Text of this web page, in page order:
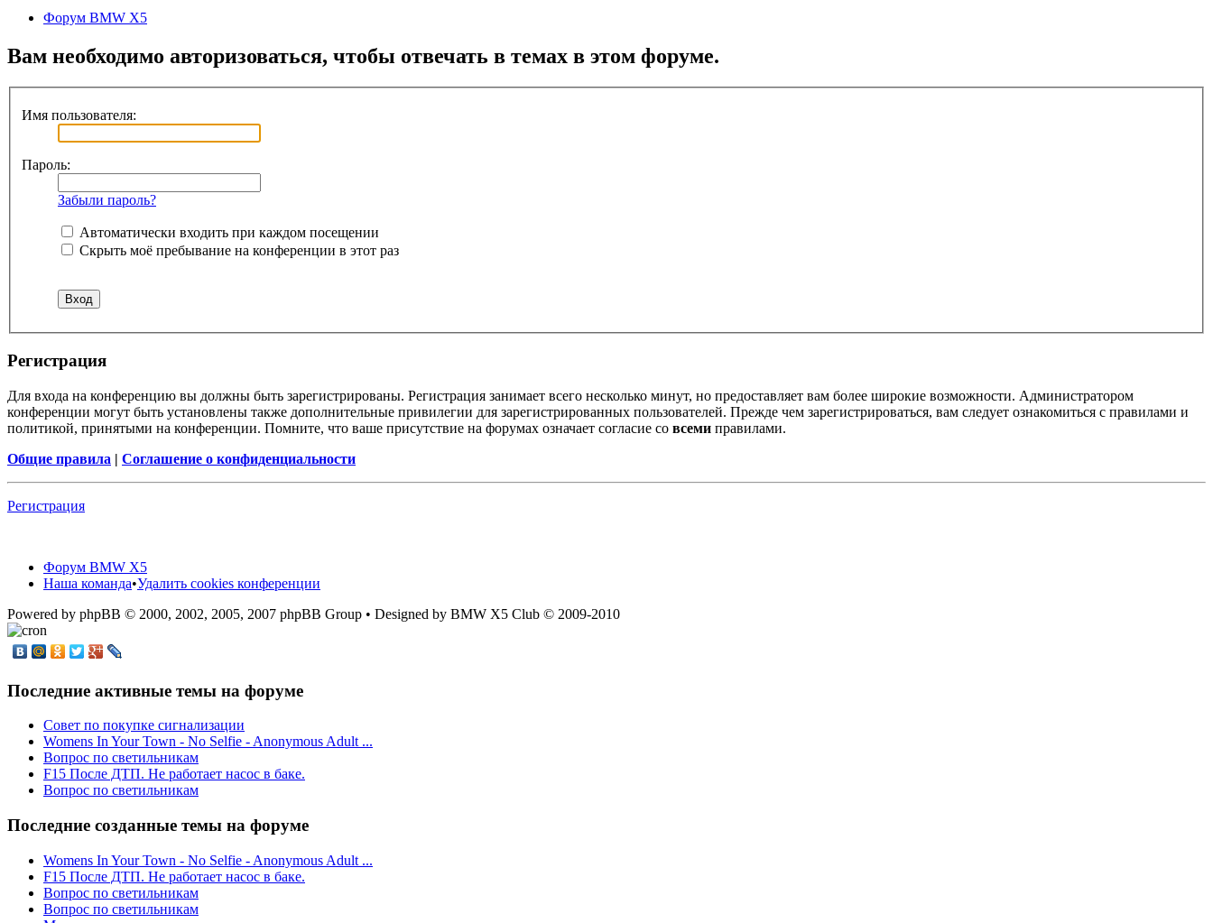
Форум BMW X5
Вам необходимо авторизоваться, чтобы отвечать в темах в этом форуме.
Имя пользователя:
Пароль:
Забыли пароль?
Автоматически входить при каждом посещении
Скрыть моё пребывание на конференции в этот раз
Регистрация
Для входа на конференцию вы должны быть зарегистрированы. Регистрация занимает всего несколько минут, но предоставляет вам более широкие возможности. Администратором
конференции могут быть установлены также дополнительные привилегии для зарегистрированных пользователей. Прежде чем зарегистрироваться, вам следует ознакомиться с правилами и
политикой, принятыми на конференции. Помните, что ваше присутствие на форумах означает согласие со всеми правилами.
Общие правила | Соглашение о конфиденциальности
Регистрация
Форум BMW X5
Наша команда•Удалить cookies конференции
Powered by phpBB © 2000, 2002, 2005, 2007 phpBB Group • Designed by BMW X5 Club © 2009-2010
Последние активные темы на форуме
Cовет по покупке сигнализации
Womens In Your Town - No Selfie - Anonymous Adult ...
Вопрос по светильникам
F15 После ДТП. Не работает насос в баке.
Вопрос по светильникам
Последние созданные темы на форуме
Womens In Your Town - No Selfie - Anonymous Adult ...
F15 После ДТП. Не работает насос в баке.
Вопрос по светильникам
Вопрос по светильникам